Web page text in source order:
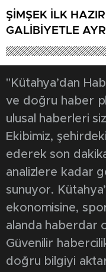
ŞİMŞEK İLK
GALİBİYETLE
"Kütahya’dan
ve doğru haber
ulusal haberleri
Ekibimiz,
ederek son
analizlere kadar
sunuyor.
ekonomisine,
alanda haberdar
Güvenilir habercilik
doğru bilgiyi